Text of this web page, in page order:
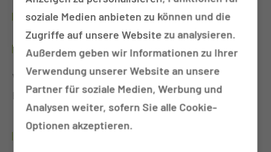
WERDEGANG
SEIT 2019
Vorsitzender des BDA-Landesverbandes
Brandenburg
9/2014-9/2019
soziale Medien anbieten zu können und die
Zugriffe auf unsere Website zu analysieren.
Außerdem geben wir Informationen zu Ihrer
Verwendung unserer Website an unsere
Partner für soziale Medien, Werbung und
Analysen weiter, sofern Sie alle Cookie-
Optionen akzeptieren.